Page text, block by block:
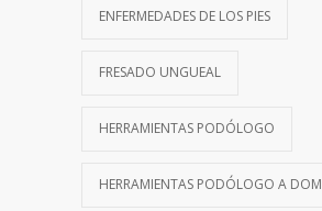
ENFERMEDADES DE LOS PIES
FRESADO UNGUEAL
HERRAMIENTAS PODÓLOGO
HERRAMIENTAS PODÓLOGO A